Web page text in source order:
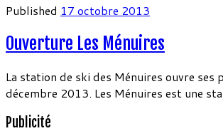
Published 17 octobre 2013
Ouverture Les Ménuires
La station de ski des Ménuires ouvre ses
décembre 2013. Les Ménuires est une
Publicité